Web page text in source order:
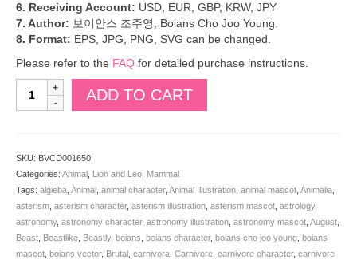
6. Receiving Account: USD, EUR, GBP, KRW, JPY
7. Author: 보이안스 조주영, Boians Cho Joo Young.
8. Format: EPS, JPG, PNG, SVG can be changed.
Please refer to the FAQ for detailed purchase instructions.
Boians
Vector
board.
Illustration
Isolated
Lion.
ADD TO CART
SKU: BVCD001650
Categories: Animal Lion and Leo Mammal
Tags: algieba Animal animal character, Animal Illustration animal mascot Animalia
asterism asterism character, asterism illustration asterism mascot astrology,
astronomy, astronomy character, astronomy illustration astronomy mascot August
Beast Beastlike Beastly, boians boians character, boians cho joo young boians
mascot boians vector, Brutal carnivora Carnivore carnivore character, carnivore